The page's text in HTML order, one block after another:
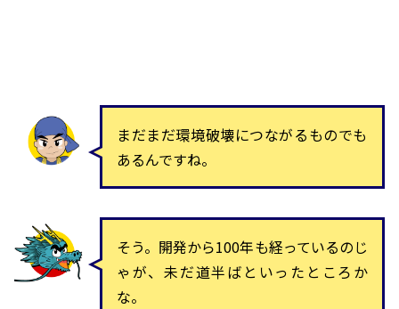
まだまだ環境破壊につながるものでも
あるんですね。
そう。開発から100年も経っているのじ
ゃが、未だ道半ばといったところか
な。